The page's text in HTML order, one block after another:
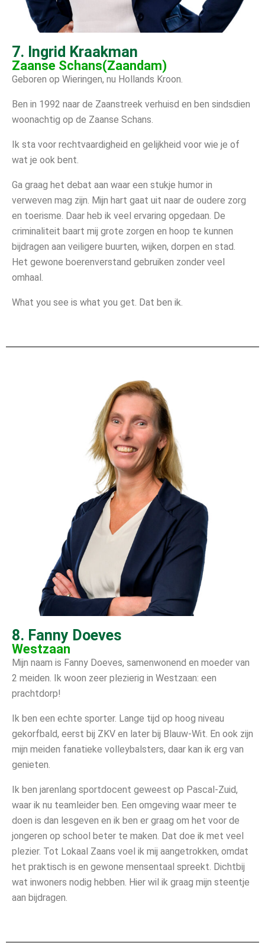
7. Ingrid Kraakman
Zaanse Schans(Zaandam)
Geboren op Wieringen, nu Hollands Kroon.
Ben in 1992 naar de Zaanstreek verhuisd en ben sindsdien
woonachtig op de Zaanse Schans.
Ik sta voor rechtvaardigheid en gelijkheid voor wie je of
wat je ook bent.
Ga graag het debat aan waar een stukje humor in
verweven mag zijn. Mijn hart gaat uit naar de oudere zorg
en toerisme. Daar heb ik veel ervaring opgedaan. De
criminaliteit baart mij grote zorgen en hoop te kunnen
bijdragen aan veiligere buurten, wijken, dorpen en stad.
Het gewone boerenverstand gebruiken zonder veel
omhaal.
What you see is what you get. Dat ben ik.
8. Fanny Doeves
Westzaan
Mijn naam is Fanny Doeves, samenwonend en moeder van
2 meiden. Ik woon zeer plezierig in Westzaan: een
prachtdorp!
Ik ben een echte sporter. Lange tijd op hoog niveau
gekorfbald, eerst bij ZKV en later bij Blauw-Wit. En ook zijn
mijn meiden fanatieke volleybalsters, daar kan ik erg van
genieten.
Ik ben jarenlang sportdocent geweest op Pascal-Zuid,
waar ik nu teamleider ben. Een omgeving waar meer te
doen is dan lesgeven en ik ben er graag om het voor de
jongeren op school beter te maken. Dat doe ik met veel
plezier. Tot Lokaal Zaans voel ik mij aangetrokken, omdat
het praktisch is en gewone mensentaal spreekt. Dichtbij
wat inwoners nodig hebben. Hier wil ik graag mijn steentje
aan bijdragen.